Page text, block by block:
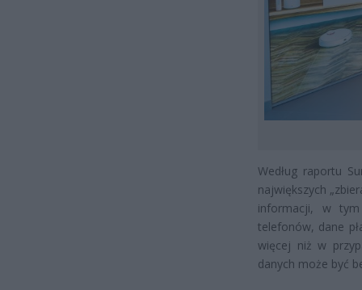
Według raportu
największych
informacji, w
telefonów, dane
więcej niż w
danych może być